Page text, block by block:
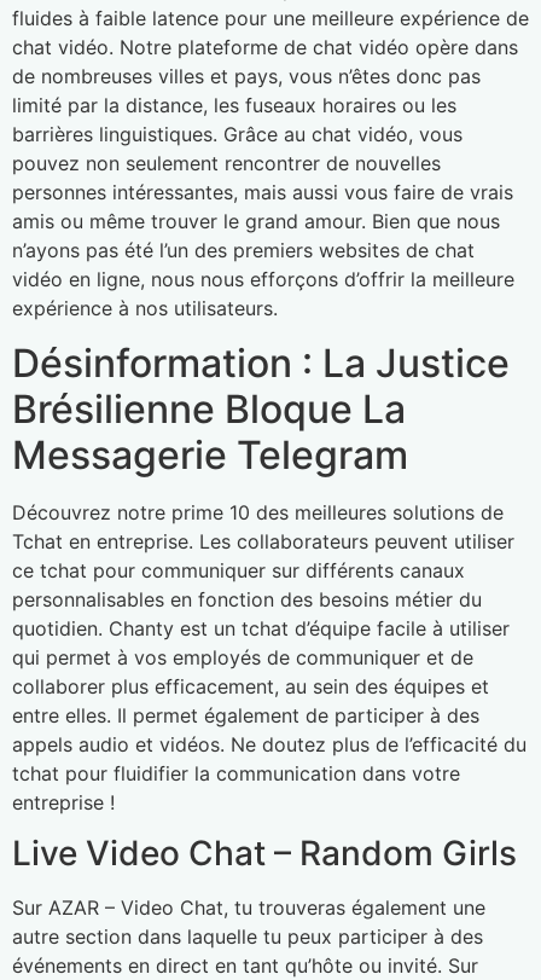
fluides à faible latence pour une meilleure expérience de
chat vidéo. Notre plateforme de chat vidéo opère dans
de nombreuses villes et pays, vous n’êtes donc pas
limité par la distance, les fuseaux horaires ou les
barrières linguistiques. Grâce au chat vidéo, vous
pouvez non seulement rencontrer de nouvelles
personnes intéressantes, mais aussi vous faire de vrais
amis ou même trouver le grand amour. Bien que nous
n’ayons pas été l’un des premiers websites de chat
vidéo en ligne, nous nous efforçons d’offrir la meilleure
expérience à nos utilisateurs.
Désinformation : La Justice
Brésilienne Bloque La
Messagerie Telegram
Découvrez notre prime 10 des meilleures solutions de
Tchat en entreprise. Les collaborateurs peuvent utiliser
ce tchat pour communiquer sur différents canaux
personnalisables en fonction des besoins métier du
quotidien. Chanty est un tchat d’équipe facile à utiliser
qui permet à vos employés de communiquer et de
collaborer plus efficacement, au sein des équipes et
entre elles. Il permet également de participer à des
appels audio et vidéos. Ne doutez plus de l’efficacité du
tchat pour fluidifier la communication dans votre
entreprise !
Live Video Chat – Random Girls
Sur AZAR – Video Chat, tu trouveras également une
autre section dans laquelle tu peux participer à des
événements en direct en tant qu’hôte ou invité. Sur